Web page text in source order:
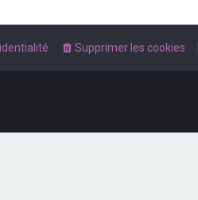
Supprimer les cookies